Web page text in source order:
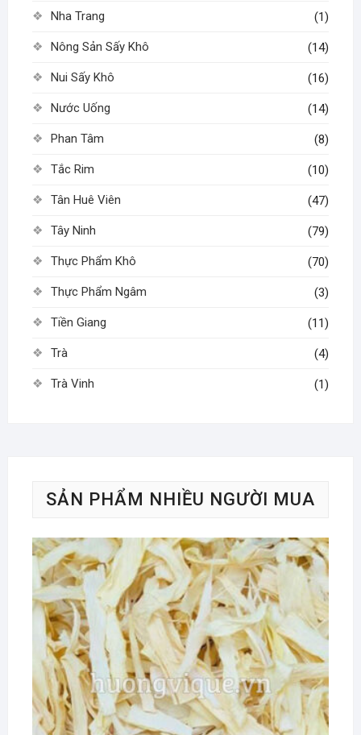
Nha Trang (1)
Nông Sản Sấy Khô (14)
Nui Sấy Khô (16)
Nước Uống (14)
Phan Tâm (8)
Tắc Rim (10)
Tân Huê Viên (47)
Tây Ninh (79)
Thực Phẩm Khô (70)
Thực Phẩm Ngâm (3)
Tiền Giang (11)
Trà (4)
Trà Vinh (1)
SẢN PHẨM NHIỀU NGƯỜI MUA